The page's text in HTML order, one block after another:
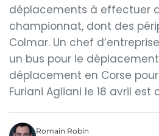
déplacements à effectuer
championnat, dont des
Colmar. Un chef
un bus pour le
déplacement en Corse pour
Furiani Agliani le 18 avril est
Romain Robin